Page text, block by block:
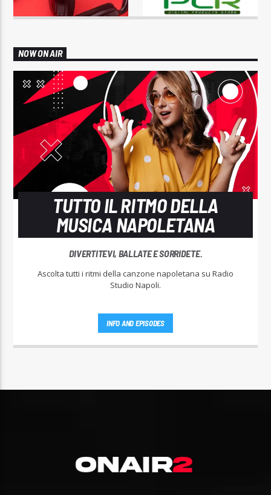
NOW ON AIR
TUTTO IL RITMO DELLA
MUSICA NAPOLETANA
DIVERTITEVI, BALLATE E SORRIDETE.
Ascolta tutti i ritmi della canzone napoletana su Radio
Studio Napoli.
INFO AND EPISODES